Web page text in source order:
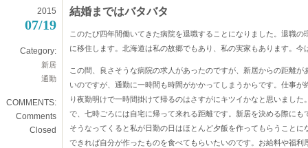
2015
07/19
Category:
新居
通勤
COMMENTS:
Comments
Closed
結婚まではバタバタ
このたび四年間働いてきた病院を退職することになりました。退職
に移住します。北海道は私の故郷でもあり、私の実家もあります。
この間、良さそうな病院の求人があったのですが、新居からの距離
いのですが、通勤に一時間も時間がかかってしまうからです。仕事
り夜勤明けで一時間掛けて帰るのはさすがにキツイかなと思いまし
で、七時ごろには自宅に帰って来れる距離です。新居を決める際に
そうなってくると私が日勤の日はほとんど夕飯を作ってもらうこと
できれば自分が作ったものを食べてもらいたいのです。お給料や福